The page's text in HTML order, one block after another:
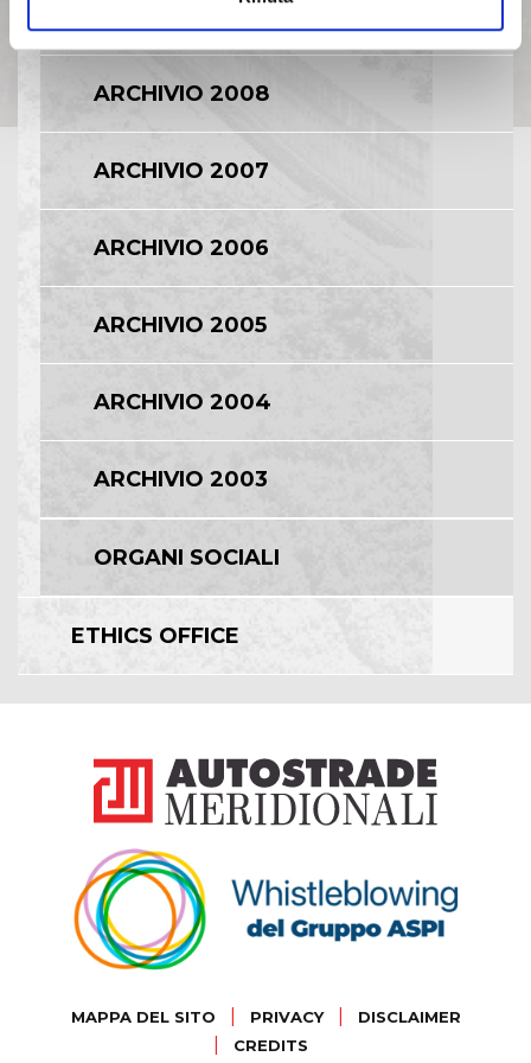
ARCHIVIO 2008
ARCHIVIO 2007
ARCHIVIO 2006
ARCHIVIO 2005
ARCHIVIO 2004
ARCHIVIO 2003
ORGANI SOCIALI
ETHICS OFFICE
MAPPA DEL SITO PRIVACY DISCLAIMER
CREDITS